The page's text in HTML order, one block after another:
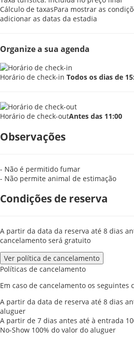
Cálculo de taxasPara mostrar as
adicionar as datas da estadia
Organize a sua agenda
Horário de check-in Todos os dias de
Horário de check-outAntes das 11:00
Observações
- Não é permitido fumar
- Não permite animal de estimação
Condições de reserva
A partir da data da reserva até 8 dias
cancelamento será gratuito
Ver política de cancelamento
Políticas de cancelamento
Em caso de cancelamento os seguintes
A partir da data de reserva até 8 dias
aluguer
A partir de 7 dias antes até à entrada
No-Show 100% do valor do aluguer